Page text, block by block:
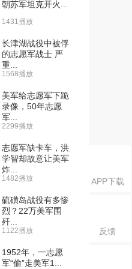
APP下载
反馈
朝苏军坦克开火...
1431播放
长津湖战役中被俘
的志愿军战士 严
重...
1568播放
美军给志愿军下跪
录像，50年志愿
军...
2299播放
志愿军缺卡车，洪
学智却故意让美军
炸...
1482播放
硫磺岛战役有多惨
烈？22万美军围
歼...
1122播放
1952年，一志愿
军“偷”走美军1...